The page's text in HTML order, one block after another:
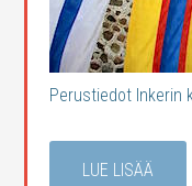
Perustiedot Inkerin
LUE LISÄÄ